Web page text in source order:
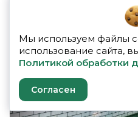
Мы используем файлы
использование сайта,
Политикой обработки
Согласен